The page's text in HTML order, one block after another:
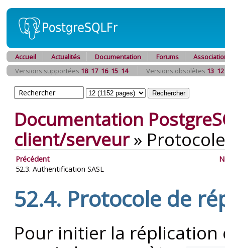
Accueil Actualités Documentation Forums
Versions supportées 18 17 16 15 14 Versions obsolètes 13 12
Documentation
client/serveur»
Précédent
52.3. Authentification SASL
52.4. Protocole de
Pour initier la